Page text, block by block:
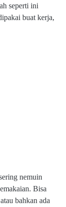
seperti ini
buat kerja,
nemuin
Bisa
bahkan ada